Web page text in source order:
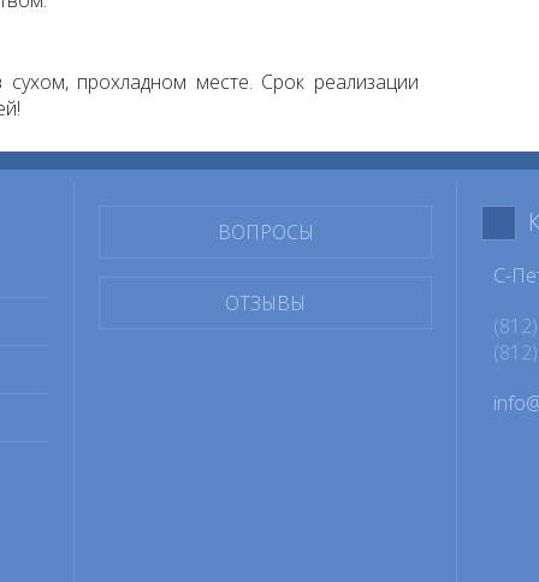
прохладном месте. Срок реализации
ВОПРОСЫ
ОТЗЫВЫ
С-
(812)
(812)